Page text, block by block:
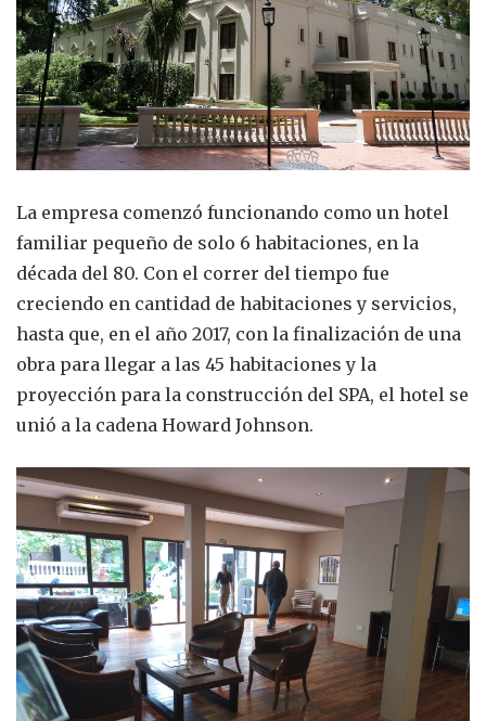
La empresa comenzó funcionando como un hotel
familiar pequeño de solo 6 habitaciones, en la
década del 80. Con el correr del tiempo fue
creciendo en cantidad de habitaciones y servicios,
hasta que, en el año 2017, con la finalización de una
obra para llegar a las 45 habitaciones y la
proyección para la construcción del SPA, el hotel se
unió a la cadena Howard Johnson.